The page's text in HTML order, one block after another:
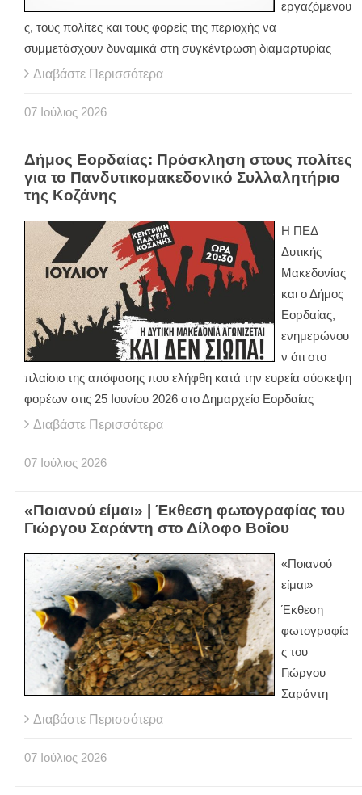
εργαζόμενου
ς, τους πολίτες και τους φορείς της περιοχής να
συμμετάσχουν δυναμικά στη συγκέντρωση διαμαρτυρίας
Διαβάστε Περισσότερα
07 Ιούλιος 2026
Δήμος Εορδαίας: Πρόσκληση στους πολίτες
για το Πανδυτικομακεδονικό Συλλαλητήριο
της Κοζάνης
Η ΠΕΔ
Δυτικής
Μακεδονίας
και ο Δήμος
Εορδαίας,
ενημερώνου
ν ότι στο
πλαίσιο της απόφασης που ελήφθη κατά την ευρεία σύσκεψη
φορέων στις 25 Ιουνίου 2026 στο Δημαρχείο Εορδαίας
Διαβάστε Περισσότερα
07 Ιούλιος 2026
«Ποιανού είμαι» | Έκθεση φωτογραφίας του
Γιώργου Σαράντη στο Δίλοφο Βοΐου
«Ποιανού
είμαι»
Έκθεση
φωτογραφία
ς του
Γιώργου
Σαράντη
Διαβάστε Περισσότερα
07 Ιούλιος 2026